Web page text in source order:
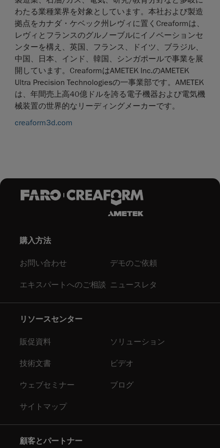
わたる業種業界を対象としています。本社および製造
拠点をカナダ・ケベック州レヴィに置くCreaformは、
レヴィとフランスのグルノーブルにイノベーションセ
ンターを構え、英国、フランス、ドイツ、ブラジル、
中国、日本、インド、韓国、シンガポールで事業を展
開しています。CreaformはAMETEK Inc.のAMETEK
Ultra Precision Technologiesの一事業部です。AMETEK
は、年間売上高40億ドルを誇る電子機器および電気機
械装置の世界的なリーディングメーカーです。
creaform3d.com
購入方法
お問い合わせ デモのご依頼
エキスパートへのご相談 ニュースレタ
リソースセンター
販促資料 ソリューション
技術文書 ビデオ
ウェブセミナー ブログ
サイトマップ
顧客とパートナー